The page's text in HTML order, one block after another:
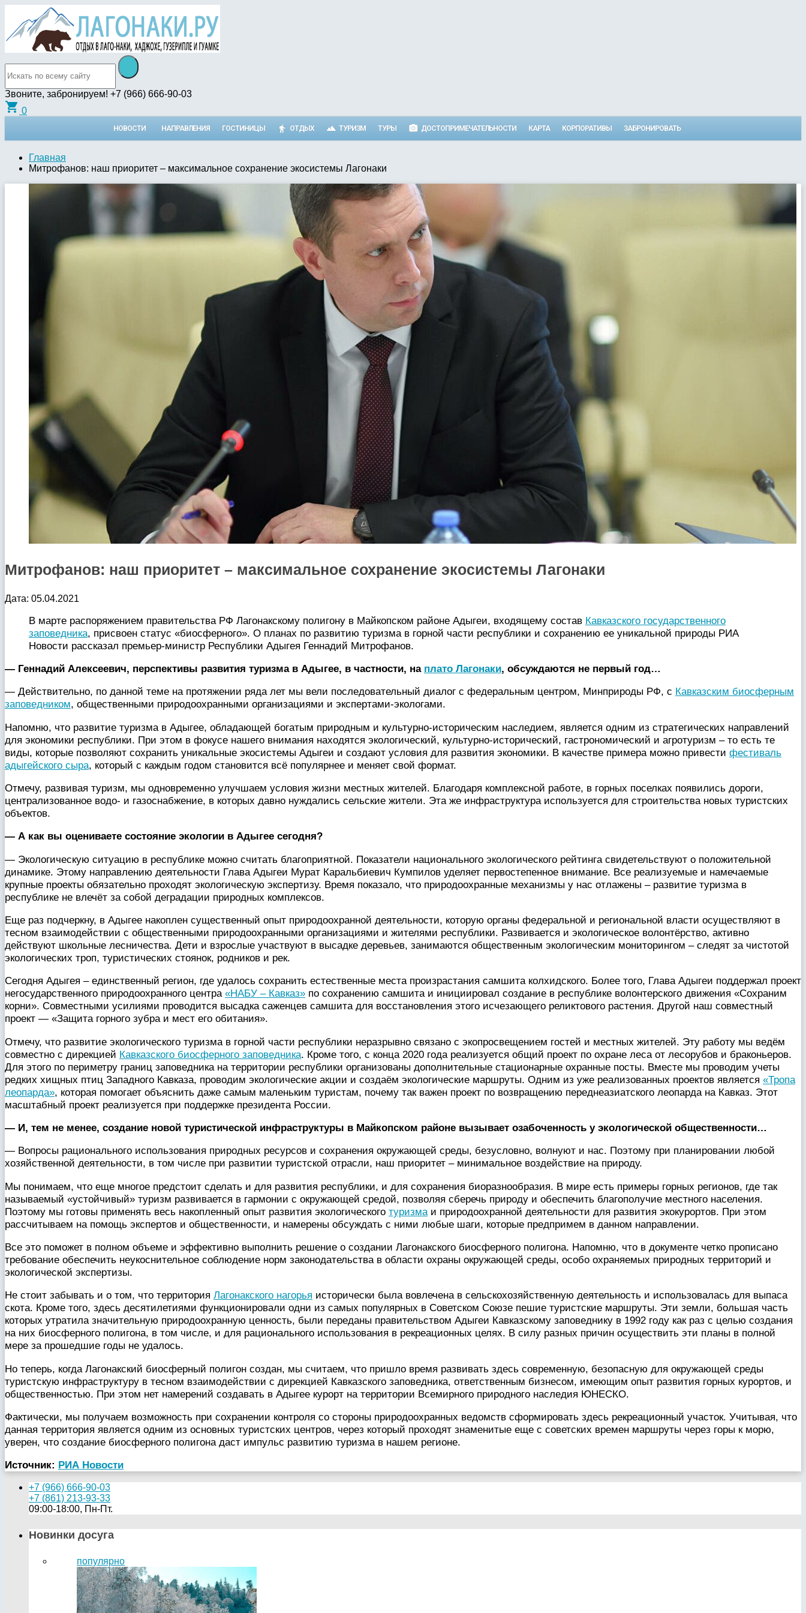
Звоните, забронируем! +7 (966) 666-90-03
shopping_cart 0
НОВОСТИ НАПРАВЛЕНИЯ ГОСТИНИЦЫ ОТДЫХ ТУРИЗМ ТУРЫ ДОСТОПРИМЕЧАТЕЛЬНОСТИ КАРТА КОРПОРАТИВЫ ЗАБРОНИРОВАТЬ
Главная
Митрофанов: наш приоритет – максимальное сохранение экосистемы Лагонаки
Митрофанов: наш приоритет – максимальное сохранение экосистемы Лагонаки
Дата: 05.04.2021
В марте распоряжением правительства РФ Лагонакскому полигону в Майкопском районе Адыгеи, входящему состав Кавказского государственного
заповедника, присвоен статус «биосферного». О планах по развитию туризма в горной части республики и сохранению ее уникальной природы РИА
Новости рассказал премьер-министр Республики Адыгея Геннадий Митрофанов.
— Геннадий Алексеевич, перспективы развития туризма в Адыгее, в частности, на плато Лагонаки, обсуждаются не первый год…
— Действительно, по данной теме на протяжении ряда лет мы вели последовательный диалог с федеральным центром, Минприроды РФ, с Кавказским биосферным
заповедником, общественными природоохранными организациями и экспертами-экологами.
Напомню, что развитие туризма в Адыгее, обладающей богатым природным и культурно-историческим наследием, является одним из стратегических направлений
для экономики республики. При этом в фокусе нашего внимания находятся экологический, культурно-исторический, гастрономический и агротуризм – то есть те
виды, которые позволяют сохранить уникальные экосистемы Адыгеи и создают условия для развития экономики. В качестве примера можно привести фестиваль
адыгейского сыра, который с каждым годом становится всё популярнее и меняет свой формат.
Отмечу, развивая туризм, мы одновременно улучшаем условия жизни местных жителей. Благодаря комплексной работе, в горных поселках появились дороги,
централизованное водо- и газоснабжение, в которых давно нуждались сельские жители. Эта же инфраструктура используется для строительства новых туристских
объектов.
— А как вы оцениваете состояние экологии в Адыгее сегодня?
— Экологическую ситуацию в республике можно считать благоприятной. Показатели национального экологического рейтинга свидетельствуют о положительной
динамике. Этому направлению деятельности Глава Адыгеи Мурат Каральбиевич Кумпилов уделяет первостепенное внимание. Все реализуемые и намечаемые
крупные проекты обязательно проходят экологическую экспертизу. Время показало, что природоохранные механизмы у нас отлажены – развитие туризма в
республике не влечёт за собой деградации природных комплексов.
Еще раз подчеркну, в Адыгее накоплен существенный опыт природоохранной деятельности, которую органы федеральной и региональной власти осуществляют в
тесном взаимодействии с общественными природоохранными организациями и жителями республики. Развивается и экологическое волонтёрство, активно
действуют школьные лесничества. Дети и взрослые участвуют в высадке деревьев, занимаются общественным экологическим мониторингом – следят за чистотой
экологических троп, туристических стоянок, родников и рек.
Сегодня Адыгея – единственный регион, где удалось сохранить естественные места произрастания самшита колхидского. Более того, Глава Адыгеи поддержал проект
негосударственного природоохранного центра «НАБУ – Кавказ» по сохранению самшита и инициировал создание в республике волонтерского движения «Сохраним
корни». Совместными усилиями проводится высадка саженцев самшита для восстановления этого исчезающего реликтового растения. Другой наш совместный
проект — «Защита горного зубра и мест его обитания».
Отмечу, что развитие экологического туризма в горной части республики неразрывно связано с экопросвещением гостей и местных жителей. Эту работу мы ведём
совместно с дирекцией Кавказского биосферного заповедника. Кроме того, с конца 2020 года реализуется общий проект по охране леса от лесорубов и браконьеров.
Для этого по периметру границ заповедника на территории республики организованы дополнительные стационарные охранные посты. Вместе мы проводим учеты
редких хищных птиц Западного Кавказа, проводим экологические акции и создаём экологические маршруты. Одним из уже реализованных проектов является «Тропа
леопарда», которая помогает объяснить даже самым маленьким туристам, почему так важен проект по возвращению переднеазиатского леопарда на Кавказ. Этот
масштабный проект реализуется при поддержке президента России.
— И, тем не менее, создание новой туристической инфраструктуры в Майкопском районе вызывает озабоченность у экологической общественности…
— Вопросы рационального использования природных ресурсов и сохранения окружающей среды, безусловно, волнуют и нас. Поэтому при планировании любой
хозяйственной деятельности, в том числе при развитии туристской отрасли, наш приоритет – минимальное воздействие на природу.
Мы понимаем, что еще многое предстоит сделать и для развития республики, и для сохранения биоразнообразия. В мире есть примеры горных регионов, где так
называемый «устойчивый» туризм развивается в гармонии с окружающей средой, позволяя сберечь природу и обеспечить благополучие местного населения.
Поэтому мы готовы применять весь накопленный опыт развития экологического туризма и природоохранной деятельности для развития экокурортов. При этом
рассчитываем на помощь экспертов и общественности, и намерены обсуждать с ними любые шаги, которые предпримем в данном направлении.
Все это поможет в полном объеме и эффективно выполнить решение о создании Лагонакского биосферного полигона. Напомню, что в документе четко прописано
требование обеспечить неукоснительное соблюдение норм законодательства в области охраны окружающей среды, особо охраняемых природных территорий и
экологической экспертизы.
Не стоит забывать и о том, что территория Лагонакского нагорья исторически была вовлечена в сельскохозяйственную деятельность и использовалась для выпаса
скота. Кроме того, здесь десятилетиями функционировали одни из самых популярных в Советском Союзе пешие туристские маршруты. Эти земли, большая часть
которых утратила значительную природоохранную ценность, были переданы правительством Адыгеи Кавказскому заповеднику в 1992 году как раз с целью создания
на них биосферного полигона, в том числе, и для рационального использования в рекреационных целях. В силу разных причин осуществить эти планы в полной
мере за прошедшие годы не удалось.
Но теперь, когда Лагонакский биосферный полигон создан, мы считаем, что пришло время развивать здесь современную, безопасную для окружающей среды
туристскую инфраструктуру в тесном взаимодействии с дирекцией Кавказского заповедника, ответственным бизнесом, имеющим опыт развития горных курортов, и
общественностью. При этом нет намерений создавать в Адыгее курорт на территории Всемирного природного наследия ЮНЕСКО.
Фактически, мы получаем возможность при сохранении контроля со стороны природоохранных ведомств сформировать здесь рекреационный участок. Учитывая, что
данная территория является одним из основных туристских центров, через который проходят знаменитые еще с советских времен маршруты через горы к морю,
уверен, что создание биосферного полигона даст импульс развитию туризма в нашем регионе.
Источник: РИА Новости
+7 (966) 666-90-03
+7 (861) 213-93-33
09:00-18:00, Пн-Пт.
Новинки досуга
популярно